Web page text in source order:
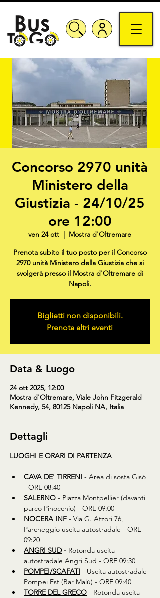
Concorso 2970 unità
Ministero della
Giustizia - 24/10/25
ore 12:00
ven 24 ott
  |
Mostra d'Oltremare
Prenota subito il tuo posto per il Concorso
2970 unità Ministero della Giustizia che si
svolgerà presso il Mostra d'Oltremare di
Napoli.
Biglietti non disponibili.
Prenota altri eventi
Data & Luogo
24 ott 2025, 12:00
Mostra d'Oltremare, Viale John Fitzgerald
Kennedy, 54, 80125 Napoli NA, Italia
Dettagli
LUOGHI E ORARI DI PARTENZA
CAVA DE' TIRRENI - Area di sosta Gisò
- ORE 08:40
SALERNO - Piazza Montpellier (davanti
parco Pinocchio) - ORE 09:00
NOCERA INF - Via G. Atzori 76,
Parcheggio uscita autostradale - ORE
09:20
ANGRI SUD - Rotonda uscita
autostradale Angri Sud - ORE 09:30
POMPEI/SCAFATI - Uscita autostradale
Pompei Est (Bar Malù) - ORE 09:40
TORRE DEL GRECO - Rotonda uscita